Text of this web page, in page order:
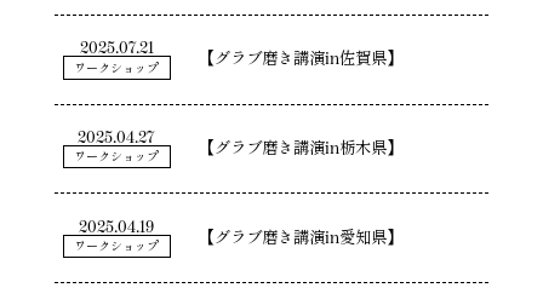
2025.07.21
ワークショップ 【グラブ磨き講演in佐賀県】
2025.04.27
ワークショップ 【グラブ磨き講演in栃木県】
2025.04.19
ワークショップ 【グラブ磨き講演in愛知県】